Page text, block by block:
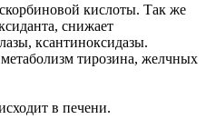
кислоты. Так же
снижает
ксантиноксидазы.
тирозина, желчных
в печени.